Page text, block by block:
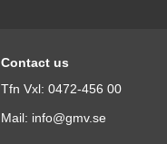
Contact us
Tfn Vxl: 0472-456 00
Mail: info@gmv.se